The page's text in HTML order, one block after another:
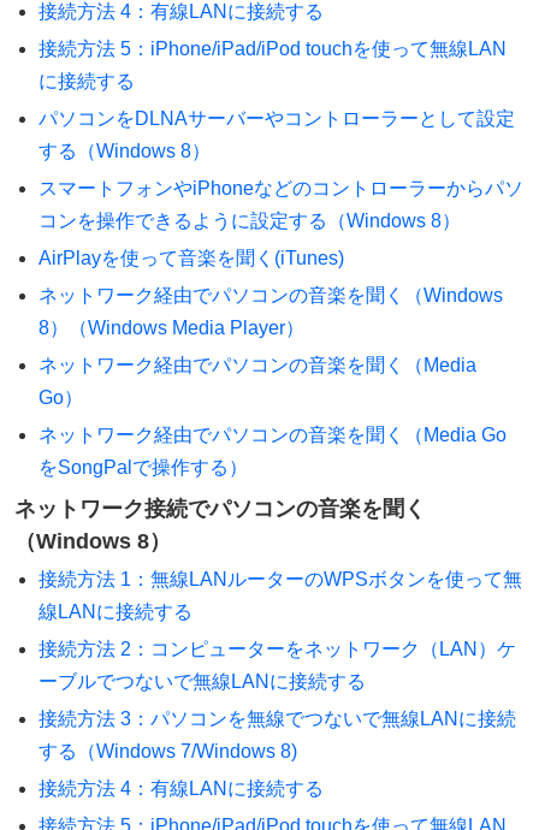
接続方法 4：有線LANに接続する
接続方法 5：iPhone/iPad/iPod touchを使って無線LAN
に接続する
パソコンをDLNAサーバーやコントローラーとして設定
する（Windows 8）
スマートフォンやiPhoneなどのコントローラーからパソ
コンを操作できるように設定する（Windows 8）
AirPlayを使って音楽を聞く(iTunes)
ネットワーク経由でパソコンの音楽を聞く（Windows
8）（Windows Media Player）
ネットワーク経由でパソコンの音楽を聞く（Media
Go）
ネットワーク経由でパソコンの音楽を聞く（Media Go
をSongPalで操作する）
ネットワーク接続でパソコンの音楽を聞く
（Windows 8）
接続方法 1：無線LANルーターのWPSボタンを使って無
線LANに接続する
接続方法 2：コンピューターをネットワーク（LAN）ケ
ーブルでつないで無線LANに接続する
接続方法 3：パソコンを無線でつないで無線LANに接続
する（Windows 7/Windows 8)
接続方法 4：有線LANに接続する
接続方法 5：iPhone/iPad/iPod touchを使って無線LAN